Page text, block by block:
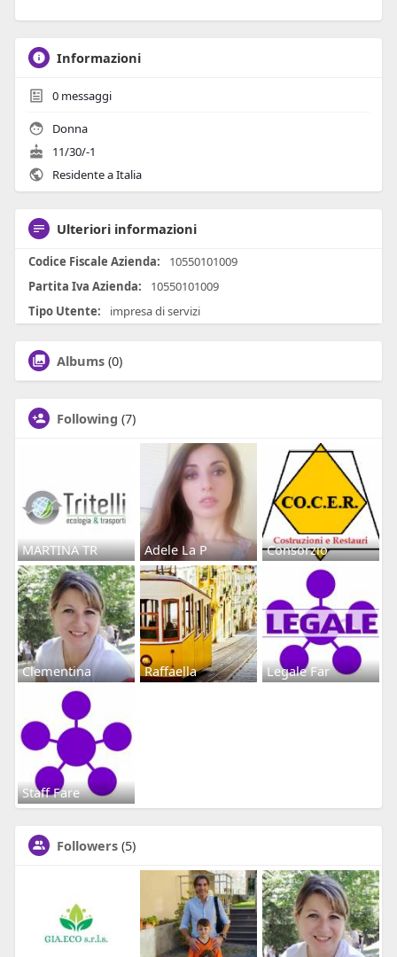
Informazioni
0messaggi
Donna
11/30/-1
Residente a Italia
Ulteriori informazioni
Codice Fiscale Azienda:
10550101009
Partita Iva Azienda:
10550101009
Tipo Utente:
impresa di servizi
Albums (0)
Following (7)
MARTINA TR Adele La P Consorzio
Clementina Raffaella Legale Far
Staff Fare
Followers (5)